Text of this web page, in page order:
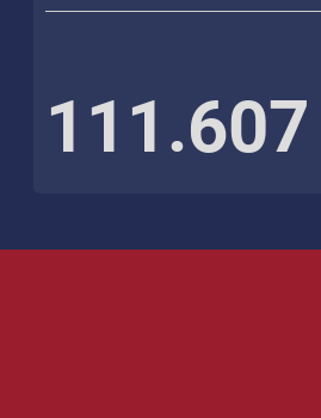
111.607